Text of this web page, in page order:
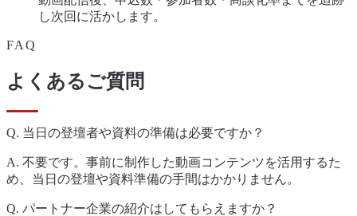
し次回に活かします。
FAQ
よくあるご質問
Q. 当日の登壇者や資料の準備は必要ですか？
A. 不要です。事前に制作した動画コンテンツを活用するた
め、当日の登壇や資料準備の手間はかかりません。
Q. パートナー企業の紹介はしてもらえますか？